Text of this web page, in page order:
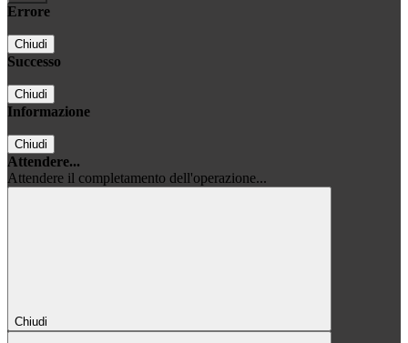
Errore
Chiudi
Successo
Chiudi
Informazione
Chiudi
Attendere...
Attendere il completamento dell'operazione...
Chiudi